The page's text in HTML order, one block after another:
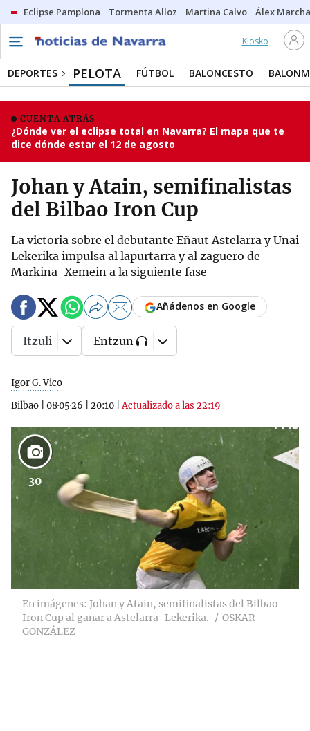
Eclipse Pamplona Tormenta Alloz Martina Calvo Álex
Kiosko
DEPORTES PELOTA FÚTBOL BALONCESTO
CUENTA ATRÁS
¿Dónde ver el eclipse total en Navarra? El mapa que te
dice dónde estar el 12 de agosto
Johan y Atain, semifinalistas
del Bilbao Iron Cup
La victoria sobre el debutante Eñaut Astelarra y Unai
Lekerika impulsa al lapurtarra y al zaguero de
Markina-Xemein a la siguiente fase
Igor G. Vico
Bilbao
08·05·26 20:10 |Actualizado a las 22:19
Añádenos en Google
Itzuli Entzun
30
En imágenes: Johan y Atain, semifinalistas del Bilbao
Iron Cup al ganar a Astelarra-Lekerika.
OSKAR
GONZÁLEZ